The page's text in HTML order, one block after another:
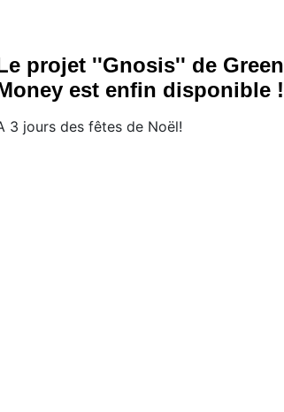
projet ''Gnosis'' de Green
est enfin disponible !
3 jours des fêtes de Noël!